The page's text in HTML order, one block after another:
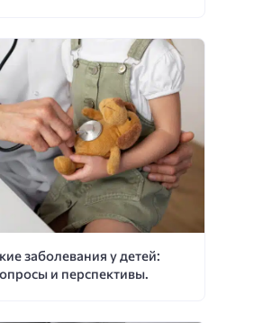
заболевания у детей:
и перспективы.